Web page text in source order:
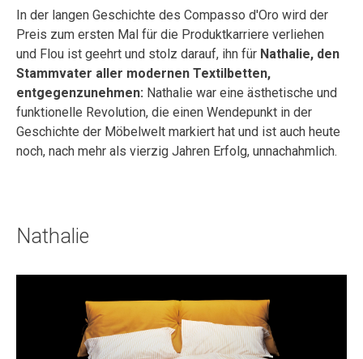
In der langen Geschichte des Compasso d'Oro wird der
Preis zum ersten Mal für die Produktkarriere verliehen
und Flou ist geehrt und stolz darauf, ihn für Nathalie, den
Stammvater aller modernen Textilbetten,
entgegenzunehmen: Nathalie war eine ästhetische und
funktionelle Revolution, die einen Wendepunkt in der
Geschichte der Möbelwelt markiert hat und ist auch heute
noch, nach mehr als vierzig Jahren Erfolg, unnachahmlich.
Nathalie